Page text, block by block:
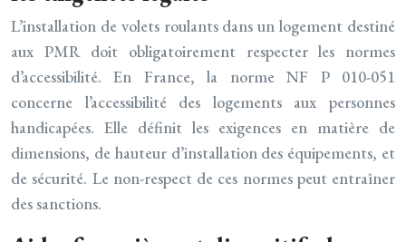
L’installation de volets roulants dans un logement destiné
aux PMR doit obligatoirement respecter les normes
d’accessibilité. En France, la norme NF P 010-051
concerne l’accessibilité des logements aux personnes
handicapées. Elle définit les exigences en matière de
dimensions, de hauteur d’installation des équipements, et
de sécurité. Le non-respect de ces normes peut entraîner
des sanctions.